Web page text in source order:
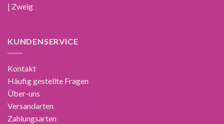
| Zweig
KUNDENSERVICE
Kontakt
Häufig gestellte Fragen
Über-uns
Versandarten
Zahlungsarten